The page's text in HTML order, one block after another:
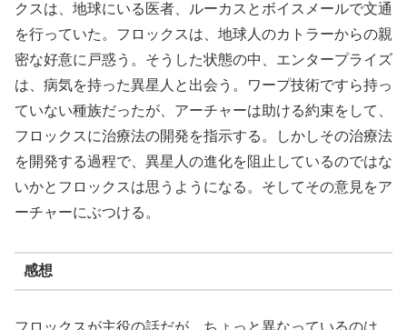
クスは、地球にいる医者、ルーカスとボイスメールで文通
を行っていた。フロックスは、地球人のカトラーからの親
密な好意に戸惑う。そうした状態の中、エンタープライズ
は、病気を持った異星人と出会う。ワープ技術ですら持っ
ていない種族だったが、アーチャーは助ける約束をして、
フロックスに治療法の開発を指示する。しかしその治療法
を開発する過程で、異星人の進化を阻止しているのではな
いかとフロックスは思うようになる。そしてその意見をア
ーチャーにぶつける。
感想
フロックスが主役の話だが、ちょっと異なっているのは、